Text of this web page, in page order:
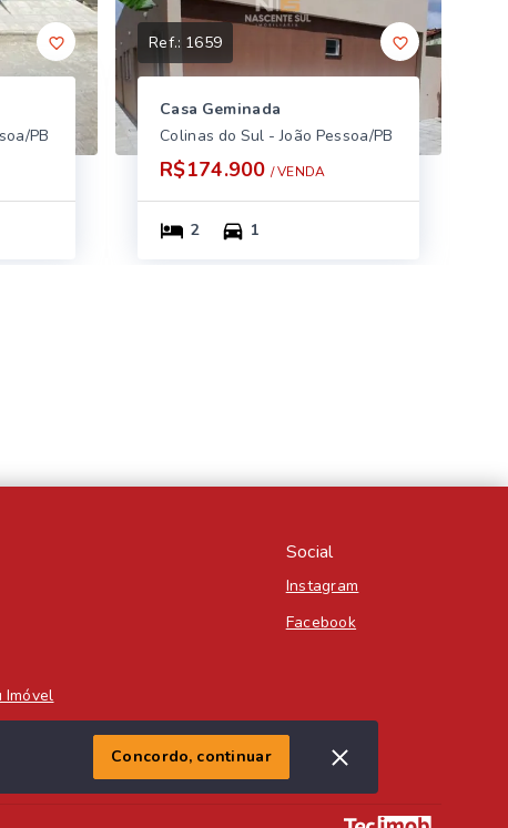
PB
Ref.: 1659
Casa Geminada
Colinas do Sul - João Pessoa/PB
R$174.900 / VENDA
2 1
Imóvel
Social
Instagram
Facebook
Concordo, continuar